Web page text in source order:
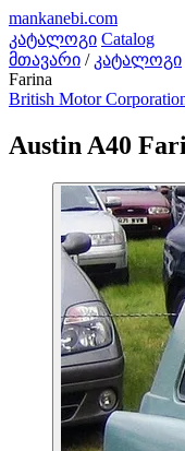
mankanebi.com
კატალოგი Catalog
მთავარი / კატალოგი
Farina
British Motor
Austin A40